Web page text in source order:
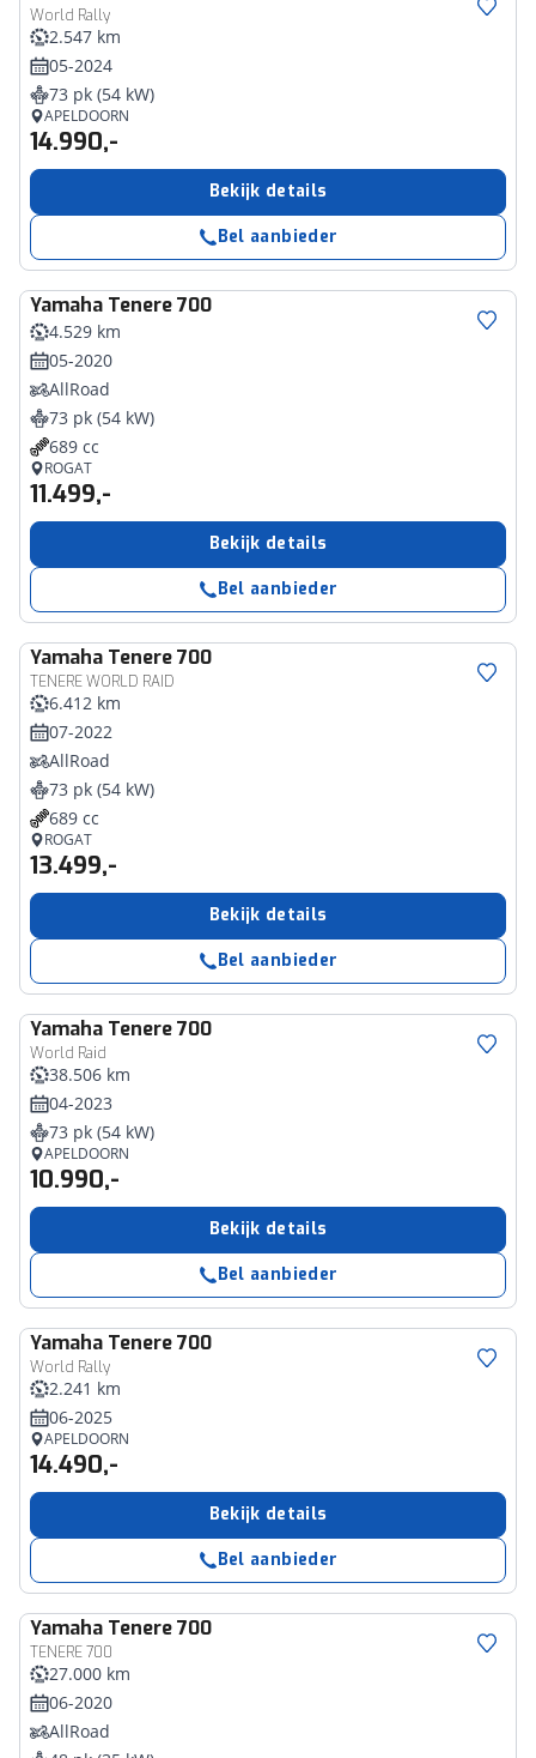
World Rally
2.547 km
05-2024
73 pk (54 kW)
APELDOORN
14.990,-
Bekijk details
Bel aanbieder
Yamaha Tenere 700
4.529 km
05-2020
AllRoad
73 pk (54 kW)
689 cc
ROGAT
11.499,-
Bekijk details
Bel aanbieder
Yamaha Tenere 700
TENERE WORLD RAID
6.412 km
07-2022
AllRoad
73 pk (54 kW)
689 cc
ROGAT
13.499,-
Bekijk details
Bel aanbieder
Yamaha Tenere 700
World Raid
38.506 km
04-2023
73 pk (54 kW)
APELDOORN
10.990,-
Bekijk details
Bel aanbieder
Yamaha Tenere 700
World Rally
2.241 km
06-2025
APELDOORN
14.490,-
Bekijk details
Bel aanbieder
Yamaha Tenere 700
TENERE 700
27.000 km
06-2020
AllRoad